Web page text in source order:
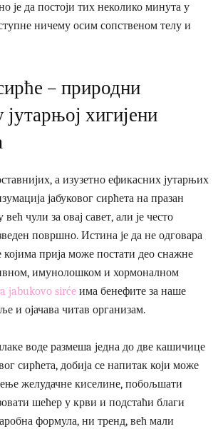
је да постоји тих неколико минута у
ничему осим сопственом телу и
– природни
јутарњој хигијени
а изузетно ефикасних јутарњих
јабуковог сирћета на празан
чули за овај савет, али је често
површно. Истина је да не одговара
којима прија може постати део снажне
имунолошком и хормоналном
jabukovo sirće има бенефите за наше
и ојачава читав организам.
воде размешa једна до две кашичице
сирћета, добија се напитак који може
желудачне киселине, побољшати
шећер у крви и подстаћи благи
формула, ни тренд, већ мали